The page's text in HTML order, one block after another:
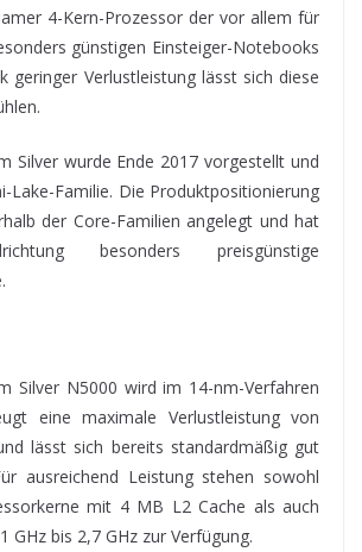
4-Kern-Prozessor der vor allem für
günstigen Einsteiger-Notebooks
geringer Verlustleistung lässt sich diese
Silver wurde Ende 2017 vorgestellt und
Lake-Familie. Die Produktpositionierung
der Core-Familien angelegt und hat
besonders preisgünstige
Silver N5000 wird im 14-nm-Verfahren
eine maximale Verlustleistung von
lässt sich bereits standardmäßig gut
ausreichend Leistung stehen sowohl
mit 4 MB L2 Cache als auch
GHz bis 2,7 GHz zur Verfügung.